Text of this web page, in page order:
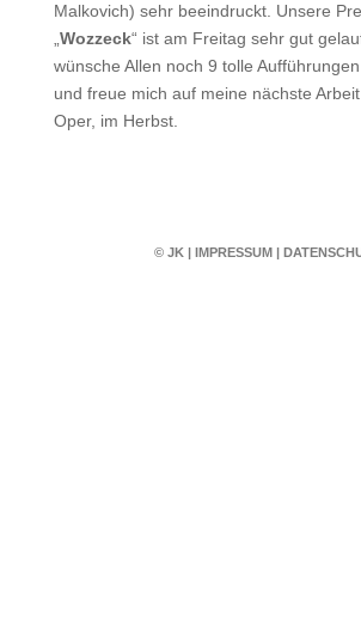
Malkovich) sehr beeindruckt. Unsere
Wozzeck“ ist am Freitag sehr gut
wünsche Allen noch 9 tolle
und freue mich auf meine nächste
Oper, im Herbst.
© JK | IMPRESSUM|